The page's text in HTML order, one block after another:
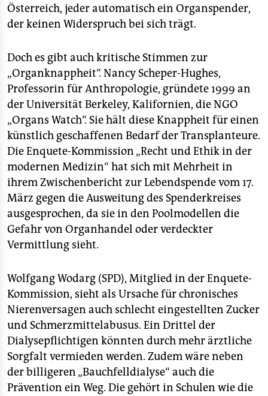
epaper login
Österreich, jeder automatisch ein Organspender,
der keinen Widerspruch bei sich trägt.
Doch es gibt auch kritische Stimmen zur
„Organknappheit“. Nancy Scheper-Hughes,
Professorin für Anthropologie, gründete 1999 an
der Universität Berkeley, Kalifornien, die NGO
„Organs Watch“. Sie hält diese Knappheit für einen
künstlich geschaffenen Bedarf der Transplanteure.
Die Enquete-Kommission „Recht und Ethik in der
modernen Medizin“ hat sich mit Mehrheit in
ihrem Zwischenbericht zur Lebendspende vom 17.
März gegen die Ausweitung des Spenderkreises
ausgesprochen, da sie in den Poolmodellen die
Gefahr von Organhandel oder verdeckter
Vermittlung sieht.
Wolfgang Wodarg (SPD), Mitglied in der Enquete-
Kommission, sieht als Ursache für chronisches
Nierenversagen auch schlecht eingestellten Zucker
und Schmerzmittelabusus. Ein Drittel der
Dialysepflichtigen könnten durch mehr ärztliche
Sorgfalt vermieden werden. Zudem wäre neben
der billigeren „Bauchfelldialyse“ auch die
Prävention ein Weg. Die gehört in Schulen wie die